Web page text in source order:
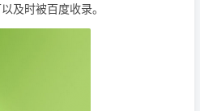
及时被百度收录。